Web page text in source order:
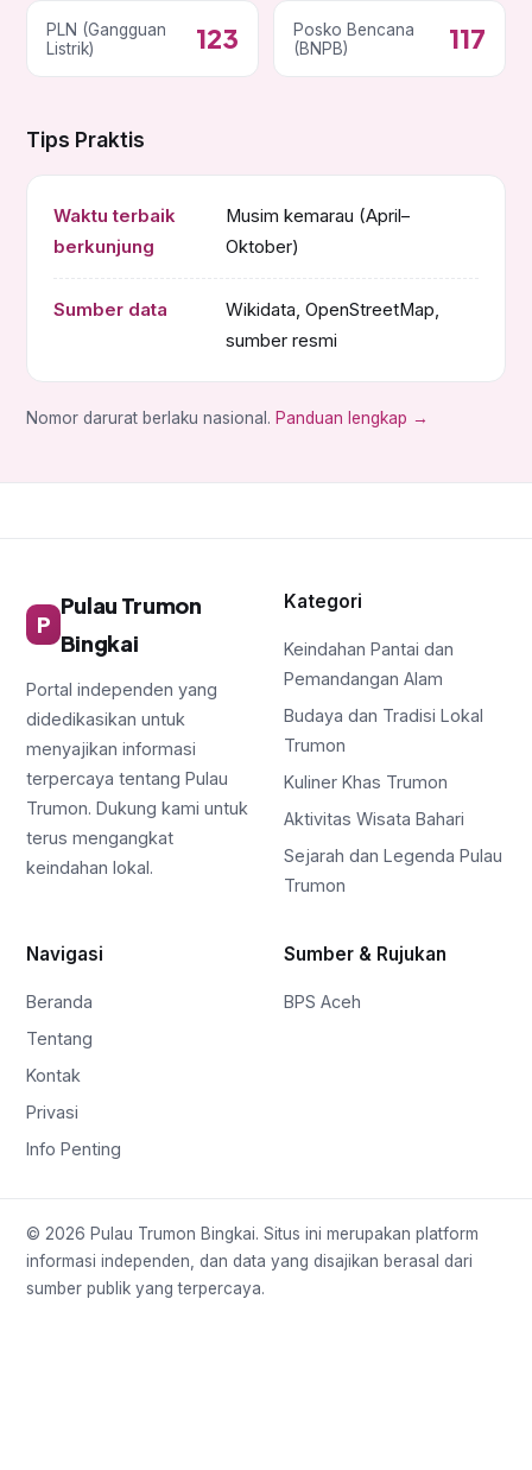
PLN (Gangguan
Listrik)
123
Posko Bencana
(BNPB)
117
Tips Praktis
Waktu terbaik
berkunjung
Musim kemarau (April–
Oktober)
Sumber data
Wikidata, OpenStreetMap,
sumber resmi
Nomor darurat berlaku nasional. Panduan lengkap →
P
Pulau Trumon
Bingkai
Portal independen yang
didedikasikan untuk
menyajikan informasi
terpercaya tentang Pulau
Trumon. Dukung kami untuk
terus mengangkat
keindahan lokal.
Kategori
Keindahan Pantai dan
Pemandangan Alam
Budaya dan Tradisi Lokal
Trumon
Kuliner Khas Trumon
Aktivitas Wisata Bahari
Sejarah dan Legenda Pulau
Trumon
Navigasi
Beranda
Tentang
Kontak
Privasi
Info Penting
Sumber & Rujukan
BPS Aceh
© 2026 Pulau Trumon Bingkai. Situs ini merupakan platform
informasi independen, dan data yang disajikan berasal dari
sumber publik yang terpercaya.